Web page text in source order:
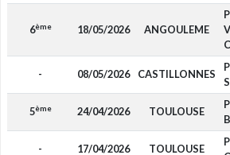
6ème 18/05/2026 ANGOULEME
- 08/05/2026 CASTILLONNES
5ème 24/04/2026 TOULOUSE
- 17/04/2026 TOULOUSE